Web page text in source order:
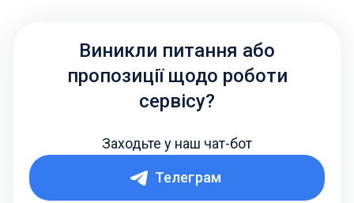
Виникли питання або
пропозиції щодо роботи
сервісу?
Заходьте у наш чат-бот
Телеграм